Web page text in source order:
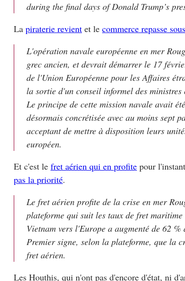
during the final days of Donald Trump’s
La piraterie revient et le commerce repasse
L'opération navale européenne en mer
grec ancien, et devrait démarrer le 17
de l'Union Européenne pour les Affaires
la sortie d'un conseil informel des ministres
Le principe de cette mission navale avait
désormais concrétisée avec au moins sept
acceptant de mettre à disposition leurs
européen.
Et c'est le fret aérien qui en profite pour
pas la priorité.
Le fret aérien profite de la crise en mer
plateforme qui suit les taux de fret
Vietnam vers l'Europe a augmenté de 62
Premier signe, selon la plateforme, que la
fret aérien.
Les Houthis, qui n'ont pas d'encore d'état, ni